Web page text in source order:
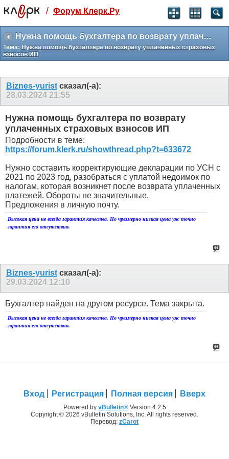
Святые угодники, Клерк без рекламы
прекрасен:)
месяц
99 ₽
259 ₽
-10%
499
-15%
Отмена Оплатить
/ Форум Клерк.Ру
Нужна помощь бухгалтера по возврату уплаченных страховых взносов ИП
Тема: Нужна помощь бухгалтера по возврату уплаченных страховых
взносов ИП
Biznes-yurist сказал(-а):
28.03.2024 21:55
Нужна помощь бухгалтера по возврату
уплаченных страховых взносов ИП
Подробности в теме:
https://forum.klerk.ru/showthread.php?t=633672
Нужно составить корректирующие декларации по УСН с
2021 по 2023 год, разобраться с уплатой недоимок по
налогам, которая возникнет после возврата уплаченных
платежей. Обороты не значительные.
Предложения в личную почту.
Высокая цена не всегда гарантия качества. Но чрезмерно низкая цена уж точно
гарантия его отсутствия.
Biznes-yurist сказал(-а):
29.03.2024 12:10
Бухгалтер найден на другом ресурсе. Тема закрыта.
Высокая цена не всегда гарантия качества. Но чрезмерно низкая цена уж точно
гарантия его отсутствия.
Вход Регистрация Полная версия Вверх
Powered by vBulletin®Version 4.2.5
Copyright © 2026 vBulletin Solutions, Inc. All rights reserved.
Перевод: zCarot